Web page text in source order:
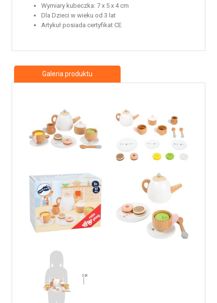
Wymiary kubeczka: 7 x 5 x 4 cm
Dla Dzieci w wieku od 3 lat
Artykuł posiada certyfikat CE
Galeria produktu